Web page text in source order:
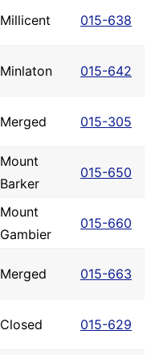
Millicent 015-638
Minlaton 015-642
Merged 015-305
Mount
Barker
015-650
Mount
Gambier
015-660
Merged 015-663
Closed 015-629